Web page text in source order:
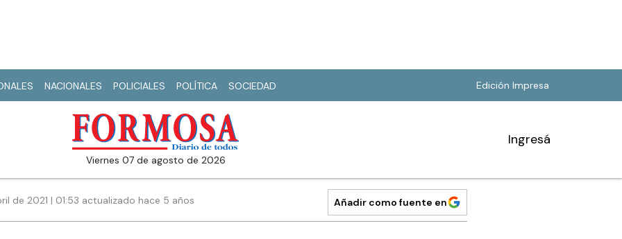
NACIONALES POLICIALES POLÍTICA SOCIEDAD Edición Impresa
viernes 07 de agosto de 2026
Ingresá
de 2021 | 01:53 actualizado hace 5 años Añadir como fuente en